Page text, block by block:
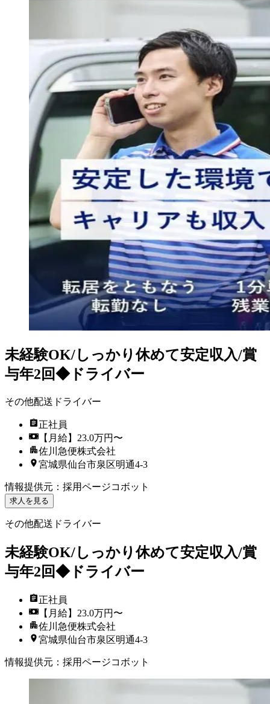
未経験OK/しっかり休めて安定収入/賞
与年2回◆ドライバー
その他配送ドライバー
正社員
【月給】23.0万円〜
佐川急便株式会社
宮城県仙台市泉区明通4-3
情報提供元 ： 採用ページコボット
求人を見る
その他配送ドライバー
未経験OK/しっかり休めて安定収入/賞
与年2回◆ドライバー
正社員
【月給】23.0万円〜
佐川急便株式会社
宮城県仙台市泉区明通4-3
情報提供元 ： 採用ページコボット